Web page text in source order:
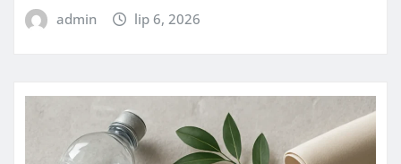
admin lip 6, 2026